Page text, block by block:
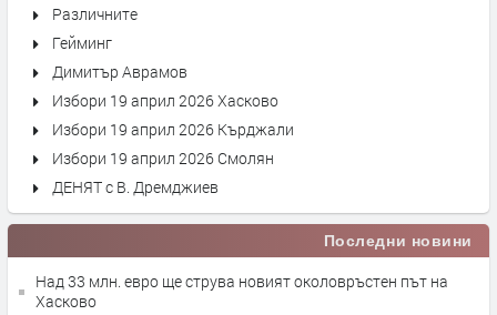
Различните
Гейминг
Димитър Аврамов
Избори 19 април 2026 Хасково
Избори 19 април 2026 Кърджали
Избори 19 април 2026 Смолян
ДЕНЯТ с В. Дремджиев
Последни новини
Над 33 млн. евро ще струва новият околовръстен път на
Хасково